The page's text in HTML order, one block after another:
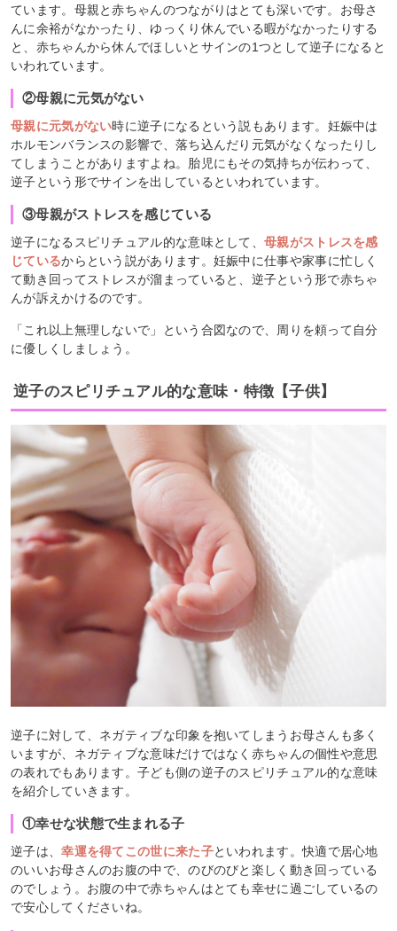
ています。母親と赤ちゃんのつながりはとても深いです。お母さ
んに余裕がなかったり、ゆっくり休んでいる暇がなかったりする
と、赤ちゃんから休んでほしいとサインの1つとして逆子になると
いわれています。
②母親に元気がない
母親に元気がない時に逆子になるという説もあります。妊娠中は
ホルモンバランスの影響で、落ち込んだり元気がなくなったりし
てしまうことがありますよね。胎児にもその気持ちが伝わって、
逆子という形でサインを出しているといわれています。
③母親がストレスを感じている
逆子になるスピリチュアル的な意味として、母親がストレスを感
じているからという説があります。妊娠中に仕事や家事に忙しく
て動き回ってストレスが溜まっていると、逆子という形で赤ちゃ
んが訴えかけるのです。
「これ以上無理しないで」という合図なので、周りを頼って自分
に優しくしましょう。
逆子のスピリチュアル的な意味・特徴【子供】
逆子に対して、ネガティブな印象を抱いてしまうお母さんも多く
いますが、ネガティブな意味だけではなく赤ちゃんの個性や意思
の表れでもあります。子ども側の逆子のスピリチュアル的な意味
を紹介していきます。
①幸せな状態で生まれる子
逆子は、幸運を得てこの世に来た子といわれます。快適で居心地
のいいお母さんのお腹の中で、のびのびと楽しく動き回っている
のでしょう。お腹の中で赤ちゃんはとても幸せに過ごしているの
で安心してくださいね。